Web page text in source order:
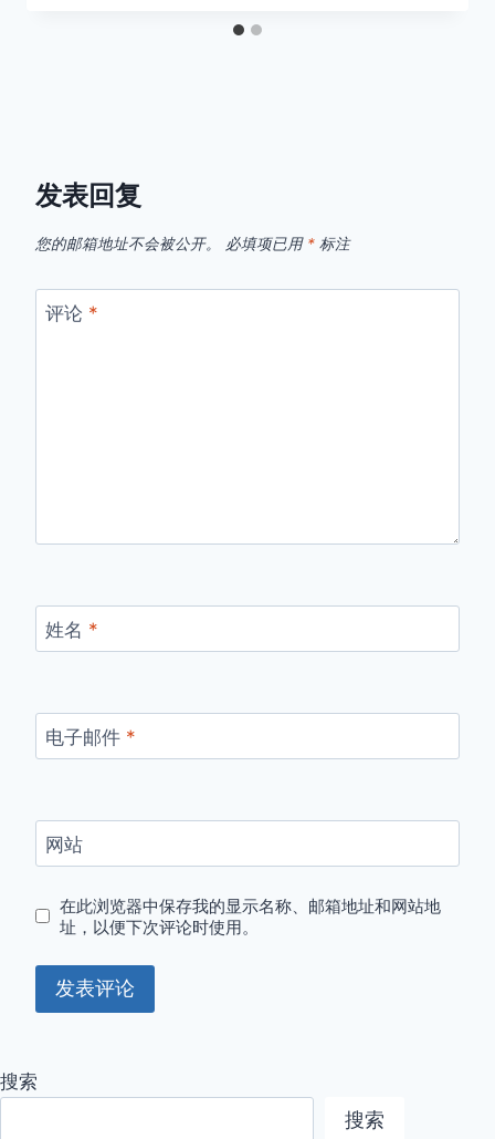
发表回复
您的邮箱地址不会被公开。 必填项已用 * 标注
评论 *
姓名 *
电子邮件 *
网站
在此浏览器中保存我的显示名称、邮箱地址和网站地
址，以便下次评论时使用。
搜索
搜索